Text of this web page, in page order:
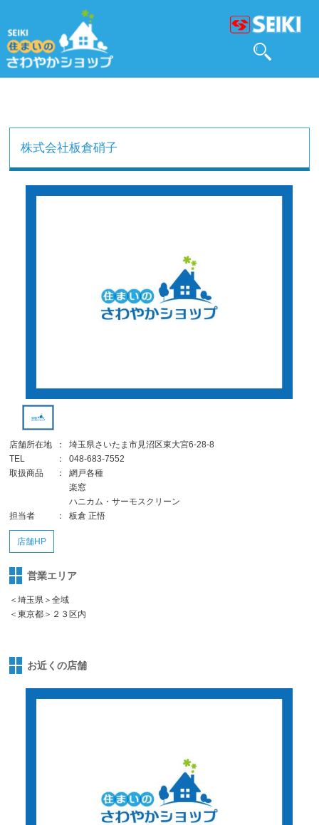
株式会社板倉硝子
店舗所在地 ：
埼玉県さいたま市見沼区東大宮6-28-8
TEL
：
048-683-7552
取扱商品
：
網戸各種
楽窓
ハニカム・サーモスクリーン
担当者
： 板倉 正悟
店舗HP
営業エリア
＜埼玉県＞全域
＜東京都＞２３区内
お近くの店舗